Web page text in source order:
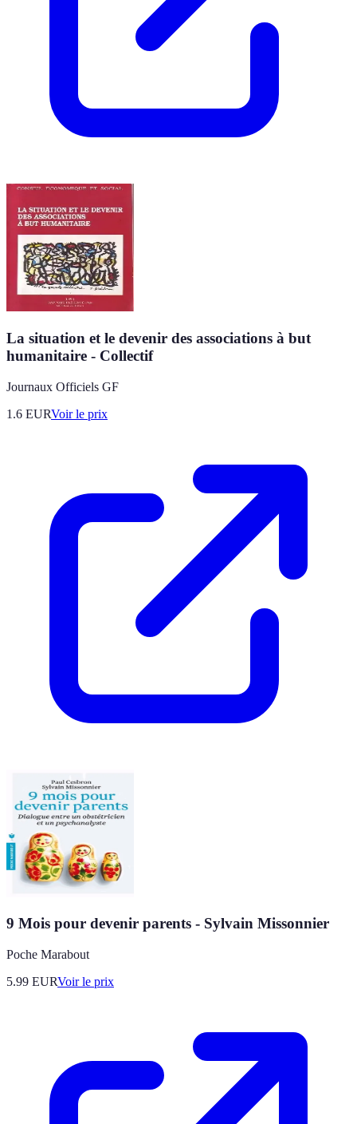
La situation et le devenir des associations à but
humanitaire - Collectif
Journaux Officiels GF
1.6 EURVoir le prix
9 Mois pour devenir parents - Sylvain Missonnier
Poche Marabout
5.99 EURVoir le prix